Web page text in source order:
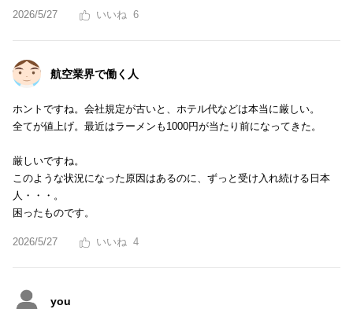
2026/5/27 6
航空業界で働く人
ホントですね。会社規定が古いと、ホテル代などは本当に厳しい。
全てが値上げ。最近はラーメンも1000円が当たり前になってきた。
厳しいですね。
このような状況になった原因はあるのに、ずっと受け入れ続ける日本
人・・・。
困ったものです。
2026/5/27 4
you